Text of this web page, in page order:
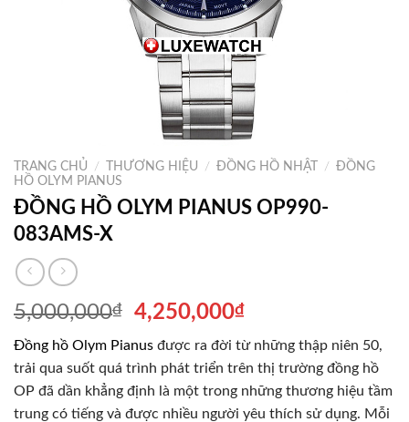
TRANG CHỦ / THƯƠNG HIỆU / ĐỒNG HỒ NHẬT /
ĐỒNG
HỒ OLYM PIANUS
ĐỒNG HỒ OLYM PIANUS OP990-
083AMS-X
5,000,000₫
Giá
là:
5,000,000₫.
4,250,000₫Giá
tại
là:
4,250,000₫.
Đồng hồ Olym Pianus được ra đời từ những thập niên 50,
trải qua suốt quá trình phát triển trên thị trường đồng hồ
OP đã dần khẳng định là một trong những thương hiệu tầm
trung có tiếng và được nhiều người yêu thích sử dụng. Mỗi